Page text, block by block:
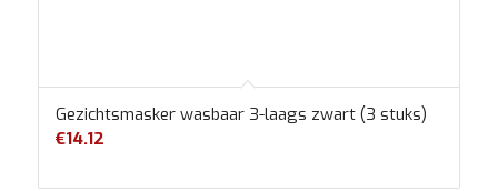
Gezichtsmasker wasbaar 3-laags zwart (3 stuks)
€14.12